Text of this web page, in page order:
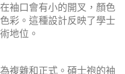
袖口會有小的開叉，顏色
彩。這種設計反映了學士
地位。
複雜和正式。碩士袍的袖